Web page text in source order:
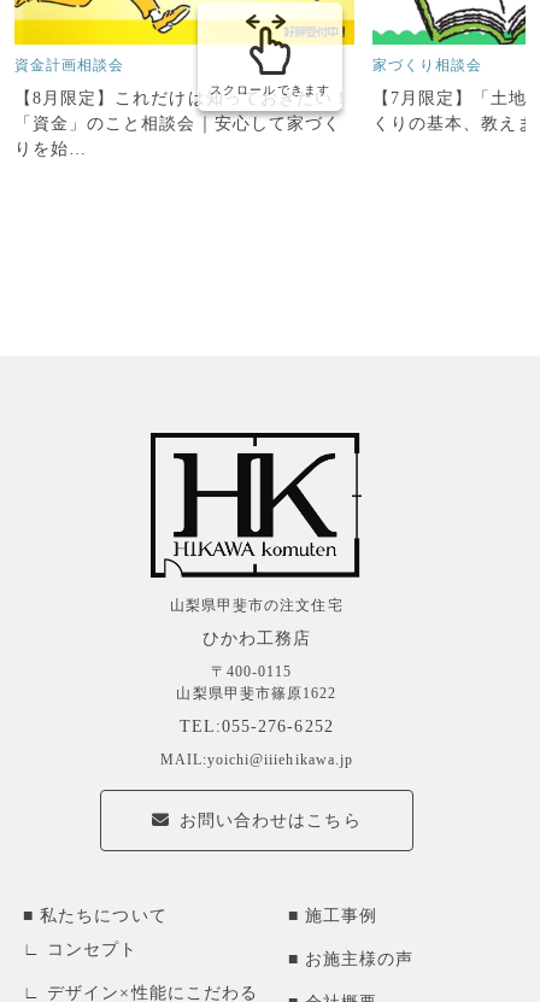
資金計画相談会
【8月限定】これだけは知っておきたい！
「資金」のこと相談会｜安心して家づく
りを始…
家づくり相談会
【7月限定】「土地
くりの基本、教えま
スクロールできます
山梨県甲斐市の注文住宅
ひかわ工務店
〒400-0115
山梨県甲斐市篠原1622
TEL:055-276-6252
MAIL:yoichi@iiiehikawa.jp
お問い合わせはこちら
私たちについて
コンセプト
デザイン×性能にこだわる
施工事例
お施主様の声